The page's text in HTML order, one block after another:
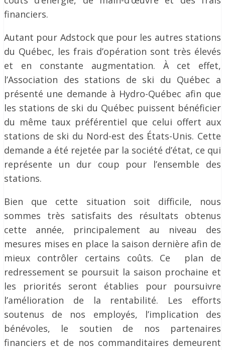
financiers.
Autant pour Adstock que pour les autres stations
du Québec, les frais d’opération sont très élevés
et en constante augmentation. À cet effet,
l’Association des stations de ski du Québec a
présenté une demande à Hydro-Québec afin que
les stations de ski du Québec puissent bénéficier
du même taux préférentiel que celui offert aux
stations de ski du Nord-est des États-Unis. Cette
demande a été rejetée par la société d’état, ce qui
représente un dur coup pour l’ensemble des
stations.
Bien que cette situation soit difficile, nous
sommes très satisfaits des résultats obtenus
cette année, principalement au niveau des
mesures mises en place la saison dernière afin de
mieux contrôler certains coûts. Ce plan de
redressement se poursuit la saison prochaine et
les priorités seront établies pour poursuivre
l’amélioration de la rentabilité. Les efforts
soutenus de nos employés, l’implication des
bénévoles, le soutien de nos partenaires
financiers et de nos commanditaires demeurent